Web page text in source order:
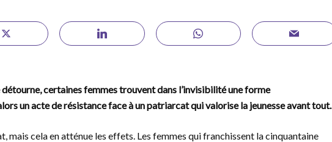
certaines femmes trouvent dans l’invisibilité une forme
un acte de résistance face à un patriarcat qui valorise la jeunesse avant tout.
mais cela en atténue les effets. Les femmes qui franchissent la cinquantaine